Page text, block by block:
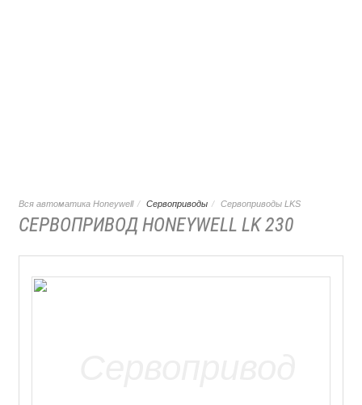
Вся автоматика Honeywell Сервоприводы Сервоприводы LKS
СЕРВОПРИВОД HONEYWELL LK 230